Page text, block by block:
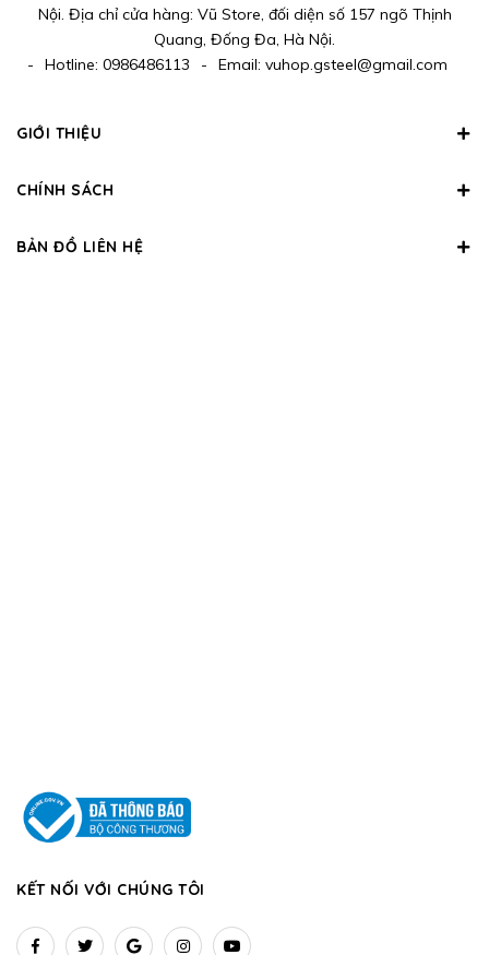
Nội. Địa chỉ cửa hàng: Vũ Store, đối diện số 157 ngõ Thịnh
Quang, Đống Đa, Hà Nội.
-
Hotline: 0986486113 - Email: vuhop.gsteel@gmail.com
GIỚI THIỆU
CHÍNH SÁCH
BẢN ĐỒ LIÊN HỆ
KẾT NỐI VỚI CHÚNG TÔI